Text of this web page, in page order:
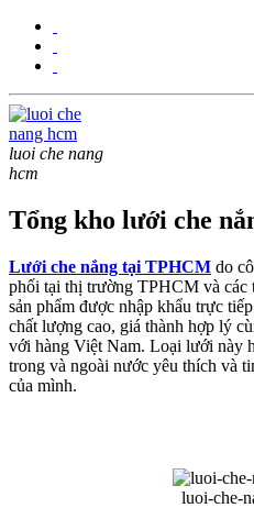
luoi che nang
hcm
Tổng kho lưới che
Lưới che nắng tại TPHCM do
phối tại thị trường TPHCM và các
sản phẩm được nhập khẩu trực
chất lượng cao, giá thành hợp lý
với hàng Việt Nam. Loại lưới này
trong và ngoài nước yêu thích và
của mình.
luoi-che-